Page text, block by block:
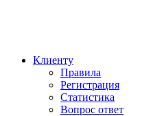
Клиенту
Правила
Регистрация
Статистика
Вопрос ответ